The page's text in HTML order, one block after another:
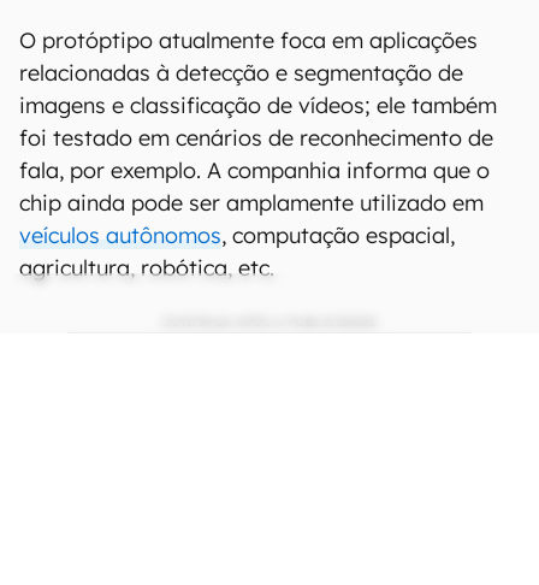
O protóptipo atualmente foca em aplicações
relacionadas à detecção e segmentação de
imagens e classificação de vídeos; ele também
foi testado em cenários de reconhecimento de
fala, por exemplo. A companhia informa que o
chip ainda pode ser amplamente utilizado em
veículos autônomos, computação espacial,
agricultura, robótica, etc.